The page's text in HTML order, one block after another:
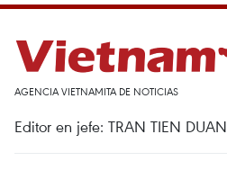
AGENCIA VIETNAMITA DE NOTICIAS
Editor en jefe: TRAN TIEN DUAN